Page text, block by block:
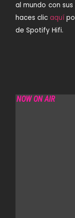
al mundo con
haces clicaquí
de Spotify Hifi.
NOW ON AIR